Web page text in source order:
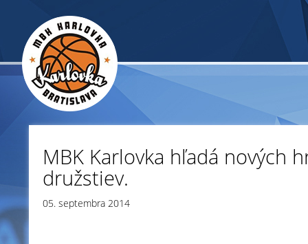
MBK Karlovka hľadá nových
družstiev.
05. septembra 2014